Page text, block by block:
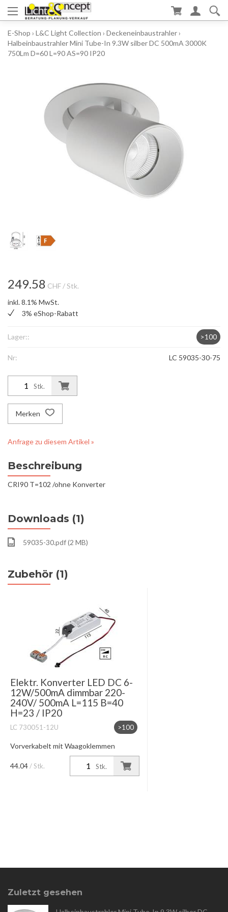
E-Shop › L&C Light Collection › Deckeneinbaustrahler›
Halbeinbaustrahler Mini Tube-In 9.3W silber DC 500mA 3000K
750Lm D=60 L=90 AS=90 IP20
249.58 CHF / Stk.
inkl. 8.1% MwSt.
3% eShop-Rabatt
Lager:: >100
Nr: LC 59035-30-75
Stk.
Merken
Anfrage zu diesem Artikel »
Beschreibung
CRI90 T=102 /ohne Konverter
Downloads (1)
59035-30.pdf (2 MB)
Zubehör (1)
Elektr. Konverter LED DC 6-
12W/500mA dimmbar 220-
240V/ 500mA L=115 B=40
H=23 / IP20
>100
LC 730051-12U
Vorverkabelt mit Waagoklemmen
Phasenan-abschnitt dimmbar
Stk.
44.04/ Stk.
Zuletzt gesehen